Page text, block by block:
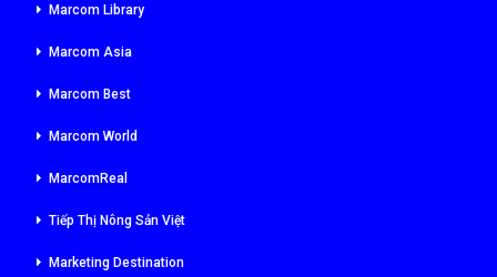
Marcom Library
Marcom Asia
Marcom Best
Marcom World
MarcomReal
Tiếp Thị Nông Sản Việt
Marketing Destination